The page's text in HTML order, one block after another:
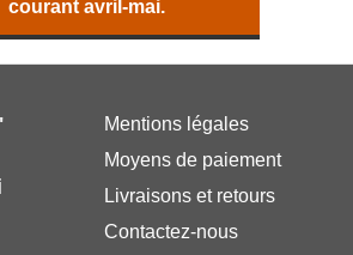
courant avril-mai.
Mentions légales
Moyens de paiement
Livraisons et retours
Contactez-nous